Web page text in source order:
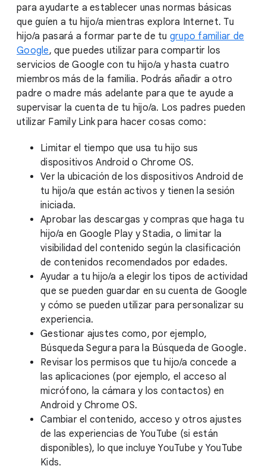
para ayudarte a establecer unas normas básicas
que guíen a tu hijo/a mientras explora Internet. Tu
hijo/a pasará a formar parte de tu grupo familiar de
Google, que puedes utilizar para compartir los
servicios de Google con tu hijo/a y hasta cuatro
miembros más de la familia. Podrás añadir a otro
padre o madre más adelante para que te ayude a
supervisar la cuenta de tu hijo/a. Los padres pueden
utilizar Family Link para hacer cosas como:
Limitar el tiempo que usa tu hijo sus
dispositivos Android o Chrome OS.
Ver la ubicación de los dispositivos Android de
tu hijo/a que están activos y tienen la sesión
iniciada.
Aprobar las descargas y compras que haga tu
hijo/a en Google Play y Stadia, o limitar la
visibilidad del contenido según la clasificación
de contenidos recomendados por edades.
Ayudar a tu hijo/a a elegir los tipos de actividad
que se pueden guardar en su cuenta de Google
y cómo se pueden utilizar para personalizar su
experiencia.
Gestionar ajustes como, por ejemplo,
Búsqueda Segura para la Búsqueda de Google.
Revisar los permisos que tu hijo/a concede a
las aplicaciones (por ejemplo, el acceso al
micrófono, la cámara y los contactos) en
Android y Chrome OS.
Cambiar el contenido, acceso y otros ajustes
de las experiencias de YouTube (si están
disponibles), lo que incluye YouTube y YouTube
Kids.